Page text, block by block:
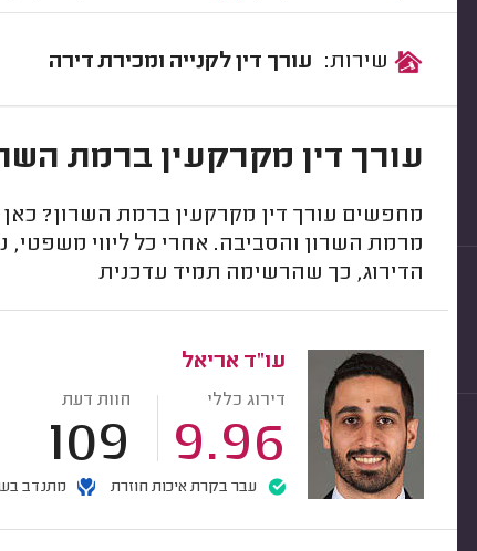
עורך דין לקנייה ומכירת דירה
עורך דין מקרקעין ברמת
מחפשים עורך דין מקרקעין ברמת השרון? כאן
מרמת השרון והסביבה. אחרי כל ליווי
הדירוג, כך שהרשימה תמיד עדכנית
עו"ד אריאל
דירוג כללי
9.96
חוות דעת
109
עבר בקרת איכות חוזרת מתנדב